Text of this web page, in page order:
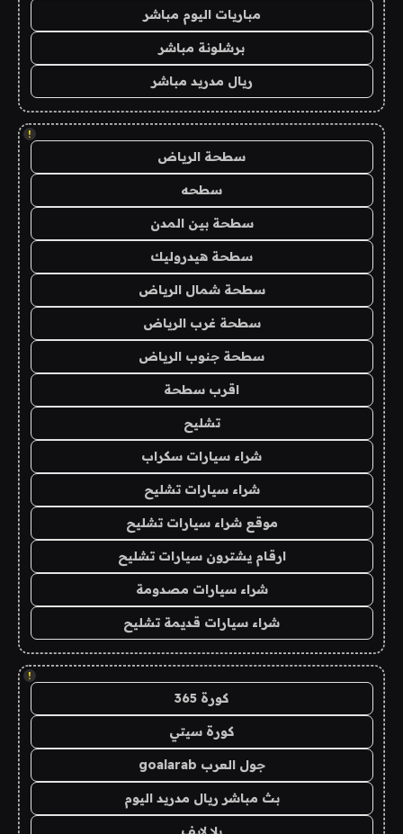
مباريات اليوم مباشر
برشلونة مباشر
ريال مدريد مباشر
!
سطحة الرياض
سطحه
سطحة بين المدن
سطحة هيدروليك
سطحة شمال الرياض
سطحة غرب الرياض
سطحة جنوب الرياض
اقرب سطحة
تشليح
شراء سيارات سكراب
شراء سيارات تشليح
موقع شراء سيارات تشليح
ارقام يشترون سيارات تشليح
شراء سيارات مصدومة
شراء سيارات قديمة تشليح
!
كورة 365
كورة سيتي
جول العرب goalarab
بث مباشر ريال مدريد اليوم